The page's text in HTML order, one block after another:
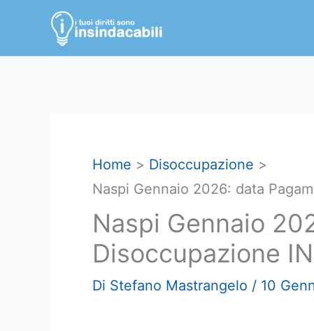
contenuto
Home
Disoccupazione
Naspi Gennaio 2026: data
Naspi Gennaio
Disoccupazione
Di Stefano Mastrangelo / 10